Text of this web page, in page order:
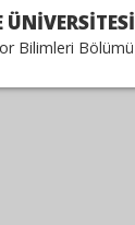
ÜNİVERSİTESİ
Bilimleri Bölümü